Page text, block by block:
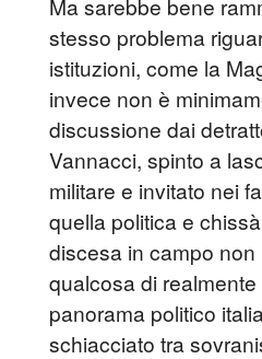
Ma sarebbe bene
stesso problema
istituzioni, come la
invece non è
discussione dai
Vannacci, spinto a
militare e invitato nei
quella politica e
discesa in campo
qualcosa di
panorama politico
schiacciato tra